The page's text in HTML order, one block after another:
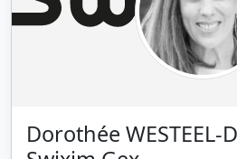
Dorothée WESTEEL-